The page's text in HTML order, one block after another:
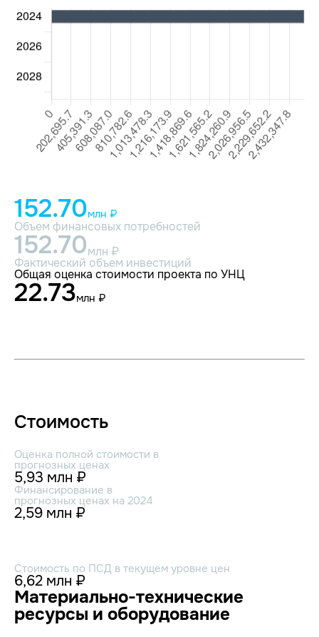
152.70млн ₽
Объем финансовых потребностей
152.70млн ₽
Фактический объем инвестиций
Общая оценка стоимости проекта по УНЦ
22.73млн ₽
Стоимость
Оценка полной стоимости в
прогнозных ценах
5,93 млн ₽
Финансирование в
прогнозных ценах на 2024
2,59 млн ₽
Стоимость по ПСД в текущем уровне цен
6,62 млн ₽
Материально-технические
ресурсы и оборудование